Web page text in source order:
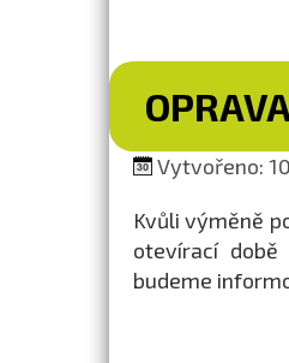
Vytvořeno:
Kvůli výměně
otevírací době
budeme